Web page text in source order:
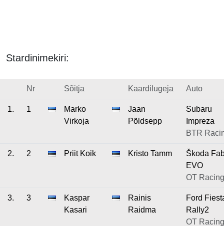
Stardinimekiri:
Nr Sõitja Kaardilugeja Auto
1. 1
Marko
Virkoja
Jaan
Põldsepp
Subaru
Impreza
BTR
2. 2 Priit Koik Kristo Tamm
Škoda
EVO
OT Racing
3. 3
Kaspar
Kasari
Rainis
Raidma
Ford
Rally2
OT